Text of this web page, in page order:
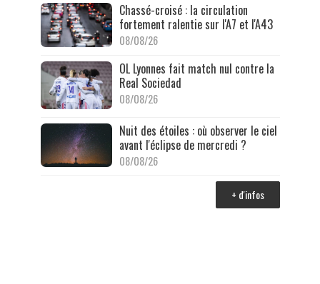
Chassé-croisé : la circulation
fortement ralentie sur l'A7 et l'A43
08/08/26
OL Lyonnes fait match nul contre la
Real Sociedad
08/08/26
Nuit des étoiles : où observer le ciel
avant l'éclipse de mercredi ?
08/08/26
+ d'infos